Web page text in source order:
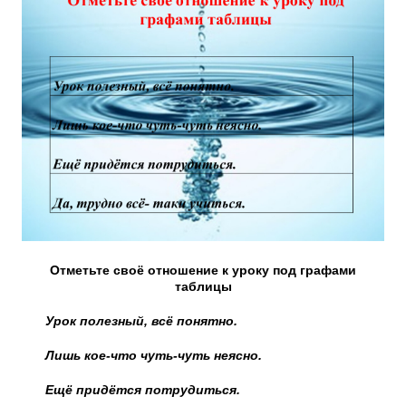
Отметьте своё отношение к уроку под графами
таблицы
Урок полезный, всё понятно.
Лишь кое-что чуть-чуть неясно.
Ещё придётся потрудиться.